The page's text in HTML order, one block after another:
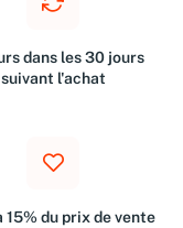
dans les 30 jours
suivant l'achat
15% du prix de vente